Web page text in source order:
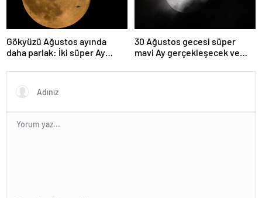
Gökyüzü Ağustos ayında
daha parlak: İki süper Ay
30 Ağustos gecesi süper
mavi Ay gerçekleşecek ve
olacak